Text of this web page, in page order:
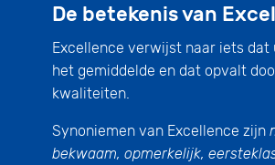
De betekenis van
Excellence verwijst naar iets
het gemiddelde en dat opvalt
kwaliteiten.
Synoniemen van Excellence zijn
bekwaam, opmerkelijk,